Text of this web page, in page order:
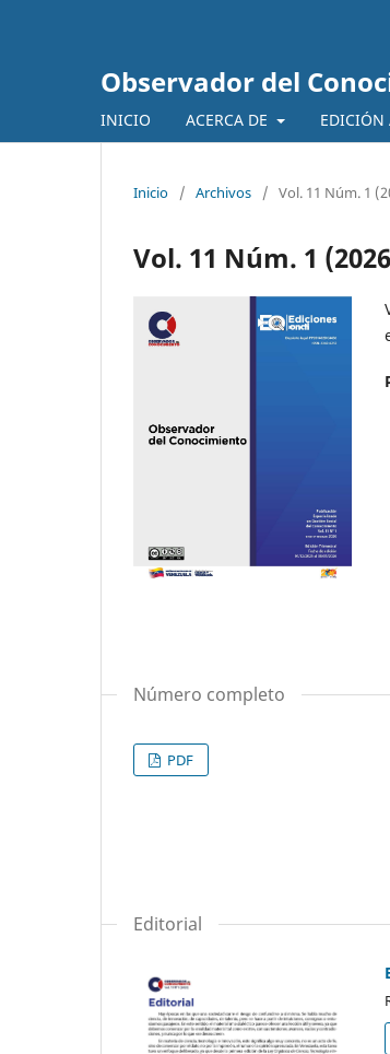
Observador del
INICIO ACERCA DE EDICIÓN
Inicio / Archivos / Vol. 11 Núm. 1
Vol. 11 Núm. 1
Número completo
PDF
Editorial